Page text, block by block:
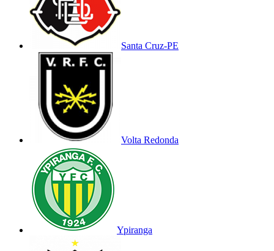
Santa Cruz-PE
Volta Redonda
Ypiranga